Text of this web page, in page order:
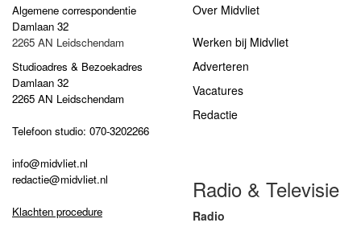
Algemene correspondentie
Damlaan 32
2265 AN Leidschendam
Studioadres & Bezoekadres
Damlaan 32
2265 AN Leidschendam
Telefoon studio: 070-3202266
info@midvliet.nl
redactie@midvliet.nl
Klachten procedure
Over Midvliet
Werken bij Midvliet
Adverteren
Vacatures
Redactie
Radio & Televisie
Radio